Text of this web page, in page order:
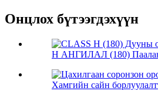
Онцлох бүтээгдэхүүн
H АНГИЛАЛ (180)
Хамгийн сайн